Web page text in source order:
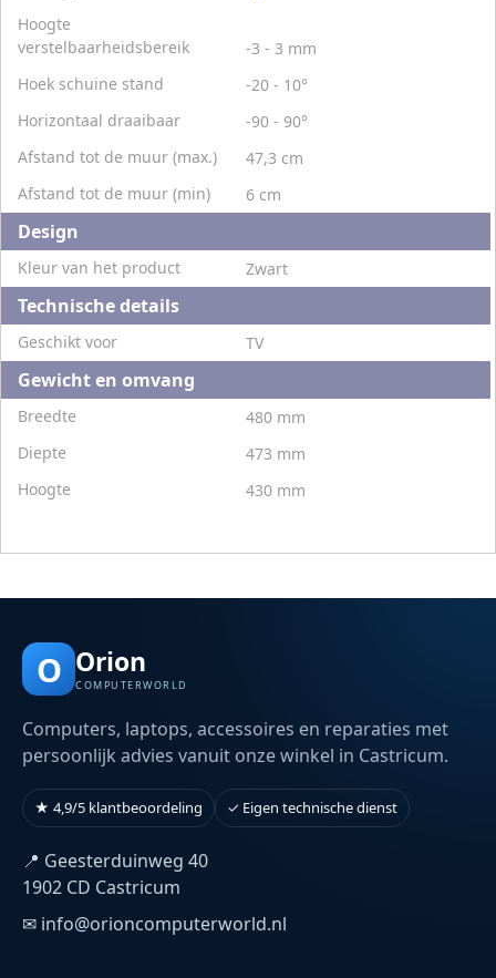
Hoogte
verstelbaarheidsbereik
-3 - 3 mm
Hoek schuine stand
-20 - 10°
Horizontaal draaibaar
-90 - 90°
Afstand tot de muur (max.)
47,3 cm
Afstand tot de muur (min)
6 cm
Design
Kleur van het product Zwart
Technische details
Geschikt voor TV
Gewicht en omvang
Breedte
480 mm
Diepte
473 mm
Hoogte
430 mm
O Orion
COMPUTERWORLD
Computers, laptops, accessoires en reparaties met
persoonlijk advies vanuit onze winkel in Castricum.
★ 4,9/5 klantbeoordeling ✓ Eigen technische dienst
📍 Geesterduinweg 40
1902 CD Castricum
✉ info@orioncomputerworld.nl